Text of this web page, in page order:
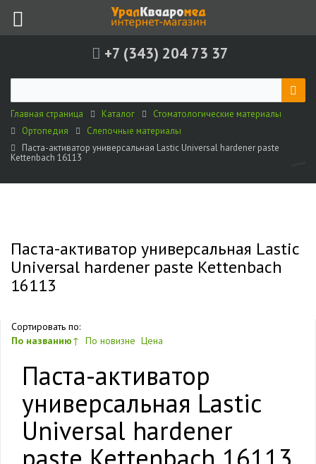
+7 (343) 204 73 37
Главная страница Каталог
Стоматологические материалы
Ортопедия
Слепочные материалы
Паста-активатор универсальная Lastic Universal hardener paste
Kettenbach 16113
Паста-активатор универсальная Lastic
Universal hardener paste Kettenbach
16113
Сортировать по:
По названию↑ По новизне Цена
Паста-активатор
универсальная Lastic
Universal hardener